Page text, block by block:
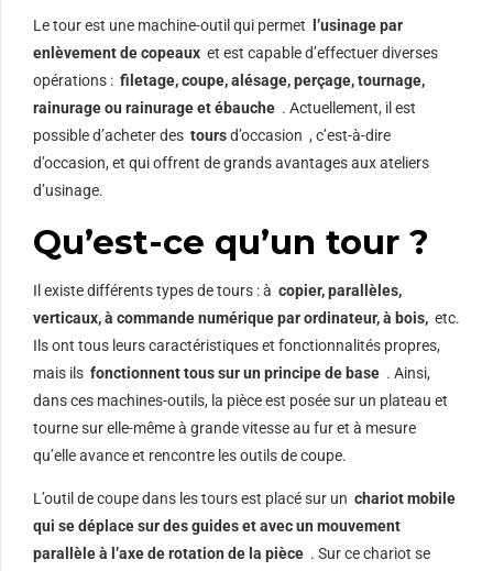
Le tour est une machine-outil qui permet
l’usinage par
enlèvement de copeaux et est capable d’effectuer diverses
opérations : filetage, coupe, alésage, perçage, tournage,
rainurage ou rainurage et ébauche . Actuellement, il est
possible d’acheter des toursd’occasion , c’est-à-dire
d’occasion, et qui offrent de grands avantages aux ateliers
d’usinage.
Qu’est-ce qu’un tour ?
Il existe différents types de tours : à copier, parallèles,
verticaux, à commande numérique par ordinateur, à bois, etc.
Ils ont tous leurs caractéristiques et fonctionnalités propres,
mais ils fonctionnent tous sur un principe de base . Ainsi,
dans ces machines-outils, la pièce est posée sur un plateau et
tourne sur elle-même à grande vitesse au fur et à mesure
qu’elle avance et rencontre les outils de coupe.
L’outil de coupe dans les tours est placé sur un chariot mobile
qui se déplace sur des guides et avec un mouvement
parallèle à l’axe de rotation de la pièce . Sur ce chariot se